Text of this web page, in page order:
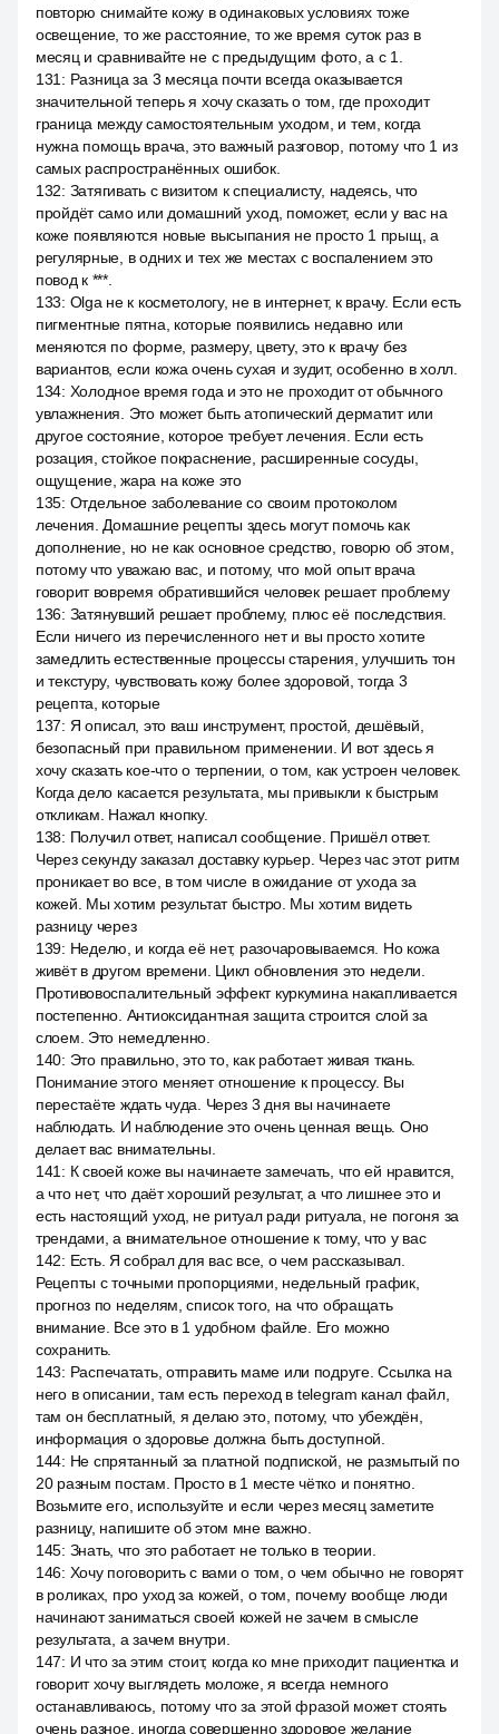
повторю снимайте кожу в одинаковых условиях тоже
освещение, то же расстояние, то же время суток раз в
месяц и сравнивайте не с предыдущим фото, а с 1.
131 : Разница за 3 месяца почти всегда оказывается
значительной теперь я хочу сказать о том, где проходит
граница между самостоятельным уходом, и тем, когда
нужна помощь врача, это важный разговор, потому что 1 из
самых распространённых ошибок.
132: Затягивать с визитом к специалисту, надеясь, что
пройдёт само или домашний уход, поможет, если у вас на
коже появляются новые высыпания не просто 1 прыщ, а
регулярные, в одних и тех же местах с воспалением это
повод к ***.
133: Olga не к косметологу, не в интернет, к врачу. Если есть
пигментные пятна, которые появились недавно или
меняются по форме, размеру, цвету, это к врачу без
вариантов, если кожа очень сухая и зудит, особенно в холл.
134: Холодное время года и это не проходит от обычного
увлажнения. Это может быть атопический дерматит или
другое состояние, которое требует лечения. Если есть
розация, стойкое покраснение, расширенные сосуды,
ощущение, жара на коже это
135: Отдельное заболевание со своим протоколом
лечения. Домашние рецепты здесь могут помочь как
дополнение, но не как основное средство, говорю об этом,
потому что уважаю вас, и потому, что мой опыт врача
говорит вовремя обратившийся человек решает проблему
136: Затянувший решает проблему, плюс её последствия.
Если ничего из перечисленного нет и вы просто хотите
замедлить естественные процессы старения, улучшить тон
и текстуру, чувствовать кожу более здоровой, тогда 3
рецепта, которые
137: Я описал, это ваш инструмент, простой, дешёвый,
безопасный при правильном применении. И вот здесь я
хочу сказать кое-что о терпении, о том, как устроен человек.
Когда дело касается результата, мы привыкли к быстрым
откликам. Нажал кнопку.
138: Получил ответ, написал сообщение. Пришёл ответ.
Через секунду заказал доставку курьер. Через час этот ритм
проникает во все, в том числе в ожидание от ухода за
кожей. Мы хотим результат быстро. Мы хотим видеть
разницу через
139: Неделю, и когда её нет, разочаровываемся. Но кожа
живёт в другом времени. Цикл обновления это недели.
Противовоспалительный эффект куркумина накапливается
постепенно. Антиоксидантная защита строится слой за
слоем. Это немедленно.
140: Это правильно, это то, как работает живая ткань.
Понимание этого меняет отношение к процессу. Вы
перестаёте ждать чуда. Через 3 дня вы начинаете
наблюдать. И наблюдение это очень ценная вещь. Оно
делает вас внимательны.
141 : К своей коже вы начинаете замечать, что ей нравится,
а что нет, что даёт хороший результат, а что лишнее это и
есть настоящий уход, не ритуал ради ритуала, не погоня за
трендами, а внимательное отношение к тому, что у вас
142: Есть. Я собрал для вас все, о чем рассказывал.
Рецепты с точными пропорциями, недельный график,
прогноз по неделям, список того, на что обращать
внимание. Все это в 1 удобном файле. Его можно
сохранить.
143: Распечатать, отправить маме или подруге. Ссылка на
него в описании, там есть переход в telegram канал файл,
там он бесплатный, я делаю это, потому, что убеждён,
информация о здоровье должна быть доступной.
144: Не спрятанный за платной подпиской, не размытый по
20 разным постам. Просто в 1 месте чётко и понятно.
Возьмите его, используйте и если через месяц заметите
разницу, напишите об этом мне важно.
145: Знать, что это работает не только в теории.
146: Хочу поговорить с вами о том, о чем обычно не говорят
в роликах, про уход за кожей, о том, почему вообще люди
начинают заниматься своей кожей не зачем в смысле
результата, а зачем внутри.
147: И что за этим стоит, когда ко мне приходит пациентка и
говорит хочу выглядеть моложе, я всегда немного
останавливаюсь, потому что за этой фразой может стоять
очень разное, иногда совершенно здоровое желание